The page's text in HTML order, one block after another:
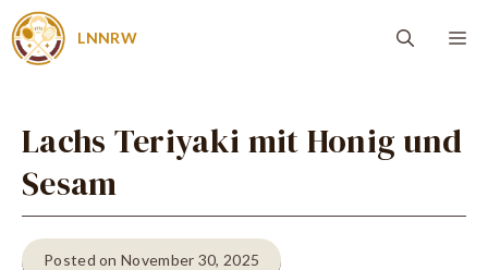
Zum
Inhalt
LNNRW
Lachs Teriyaki mit Honig und
Sesam
Posted on November 30, 2025